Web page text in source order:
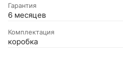
Гарантия
6 месяцев
Комплектация
коробка